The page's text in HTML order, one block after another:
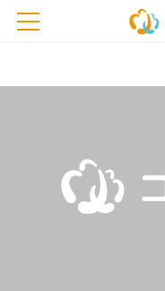
toggle navigation
※開催予定のイベントが中止・
お申込みの際は、事前に主催者にご